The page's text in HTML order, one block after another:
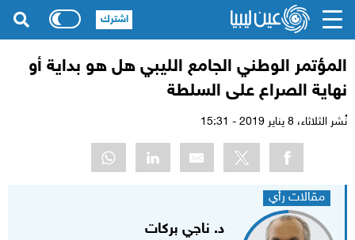
المؤتمر الوطني الجامع الليبي هل هو بداية أو
نهاية الصراع على السلطة
نُشر الثلاثاء،
مقالات رأي
د. ناجي بركات
اشترك